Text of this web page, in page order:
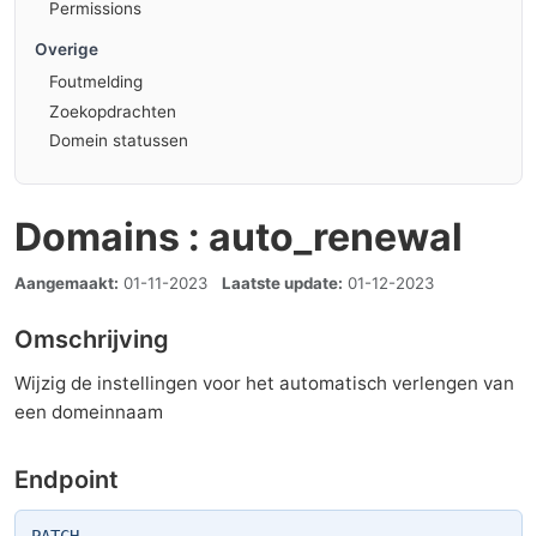
Permissions
Overige
Foutmelding
Zoekopdrachten
Domein statussen
Domains : auto_renewal
Aangemaakt: 01-11-2023 Laatste update: 01-12-2023
Omschrijving
Wijzig de instellingen voor het automatisch verlengen van
een domeinnaam
Endpoint